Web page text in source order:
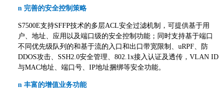
n 完善的安全控制策略
S7500E支持SFFP技术的多层ACL安全过滤机制，可提供基于用
户、地址、应用以及端口级的安全控制功能；同时支持基于端口
不同优先级队列的和基于流的入口和出口带宽限制、uRPF、防
DDOS攻击、SSH2.0安全管理、802.1x接入认证及透传，VLAN ID
与MAC地址、端口号、IP地址捆绑等安全功能。
n 丰富的增值业务功能